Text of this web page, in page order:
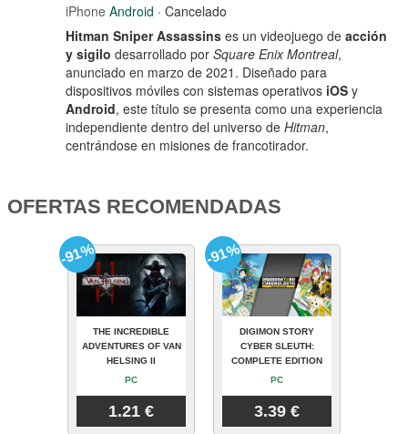
iPhone Android · Cancelado
Hitman Sniper Assassins es un videojuego deacción
y sigilo desarrollado porSquare Enix Montreal,
anunciado en marzo de 2021. Diseñado para
dispositivos móviles con sistemas operativos iOS y
Android, este título se presenta como una experiencia
independiente dentro del universo deHitman,
centrándose en misiones de francotirador.
OFERTAS RECOMENDADAS
THE INCREDIBLE
ADVENTURES OF VAN
HELSING II
PC
1.21 €
-91%
DIGIMON STORY
CYBER SLEUTH:
COMPLETE EDITION
PC
3.39 €
-91%